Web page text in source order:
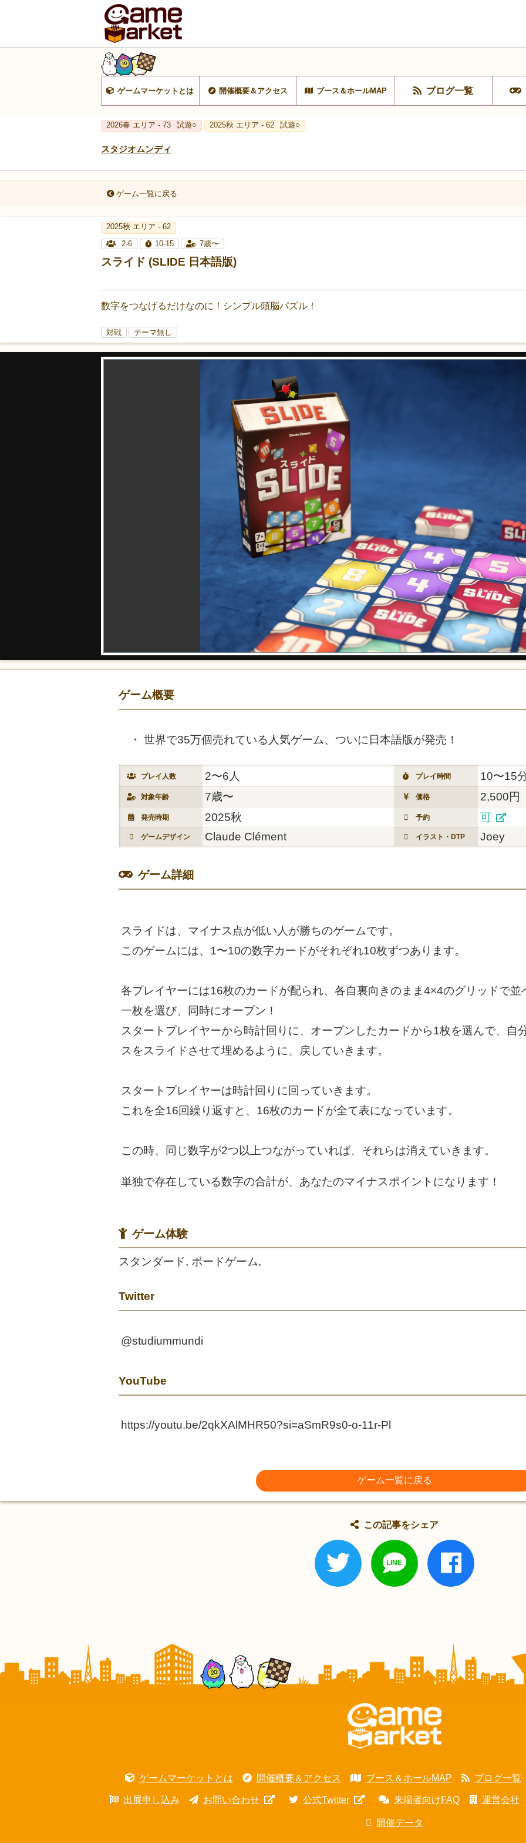
ゲームマーケットとは 開催概要＆アクセス ブース＆ホールMAP ブログ一覧
2026春 エリア - 73 試遊○ 2025秋 エリア - 62 試遊○
スタジオムンディ
ゲーム一覧に戻る
2025秋 エリア - 62
2-6
10-15 7歳〜
スライド (SLIDE 日本語版)
数字をつなげるだけなのに！シンプル頭脳パズル！
対戦 テーマ無し
ゲーム概要
世界で35万個売れている人気ゲーム、ついに日本語版が発売！
プレイ人数 2〜6人 プレイ時間 10〜15
対象年齢 7歳〜 価格 2,500円
発売時期 2025秋 予約 可
ゲームデザイン Claude Clément イラスト・DTP Joey
ゲーム詳細
スライドは、マイナス点が低い人が勝ちのゲームです。
このゲームには、1〜10の数字カードがそれぞれ10枚ずつあります。
各プレイヤーには16枚のカードが配られ、各自裏向きのまま4×4のグリッドで並
一枚を選び、同時にオープン！
スタートプレイヤーから時計回りに、オープンしたカードから1枚を選んで、自
スをスライドさせて埋めるように、戻していきます。
スタートプレイヤーは時計回りに回っていきます。
これを全16回繰り返すと、16枚のカードが全て表になっています。
この時、同じ数字が2つ以上つながっていれば、それらは消えていきます。
単独で存在している数字の合計が、あなたのマイナスポイントになります！
ゲーム体験
スタンダード, ボードゲーム,
Twitter
@studiummundi
YouTube
https://youtu.be/2qkXAlMHR50?si=aSmR9s0-o-11r-Pl
ゲーム一覧に戻る
この記事をシェア
ゲームマーケットとは 開催概要＆アクセス ブース＆ホールMAP ブログ一覧
出展申し込み お問い合わせ 公式Twitter 来場者向けFAQ 運営会社
開催データ